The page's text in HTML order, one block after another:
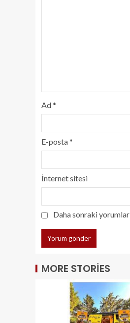
Ad*
E-posta*
İnternet sitesi
Daha sonraki
MORE STORIES